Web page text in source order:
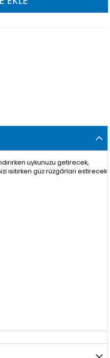
uykunuzu getirecek,
güz rüzgârları estirecek